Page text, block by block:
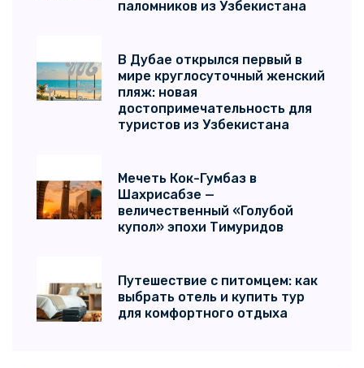
паломников из Узбекистана
В Дубае открылся первый в
мире круглосуточный женский
пляж: новая
достопримечательность для
туристов из Узбекистана
Мечеть Кок-Гумбаз в
Шахрисабзе —
величественный «Голубой
купол» эпохи Тимуридов
Путешествие с питомцем: как
выбрать отель и купить тур
для комфортного отдыха